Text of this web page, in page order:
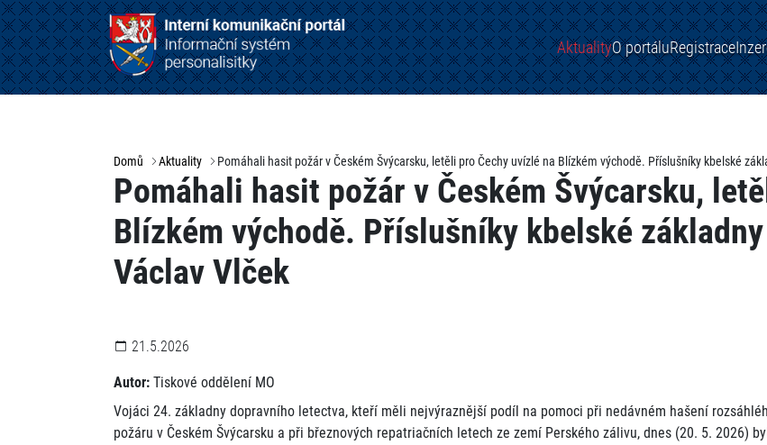
AktualityO portáluRegistrace
Domů Aktuality Pomáhali hasit požár v Českém Švýcarsku, letěli pro Čechy uvízlé na Blízkém východě. Příslušníky kbelské
Pomáhali hasit požár v Českém Švýcarsku,
Blízkém východě. Příslušníky kbelské
Václav Vlček
21.5.2026
Autor: Tiskové oddělení MO
Vojáci 24. základny dopravního letectva, kteří měli nejvýraznější podíl na pomoci při nedávném hašení
požáru v Českém Švýcarsku a při březnových repatriačních letech ze zemí Perského zálivu, dnes (20. 5. 2026)